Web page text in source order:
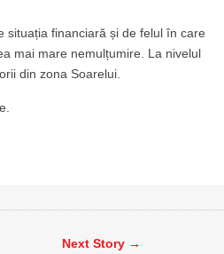
situația financiară și de felul în care
mai mare nemulțumire. La nivelul
din zona Soarelui.
Next Story →